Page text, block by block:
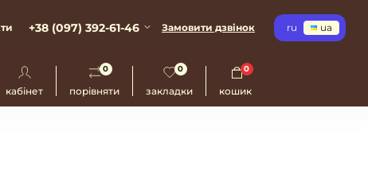
+38 (097) 392-61-46 Замовити дзвінок ru ua
кабінет порівняти
0
закладки
0
кошик
0